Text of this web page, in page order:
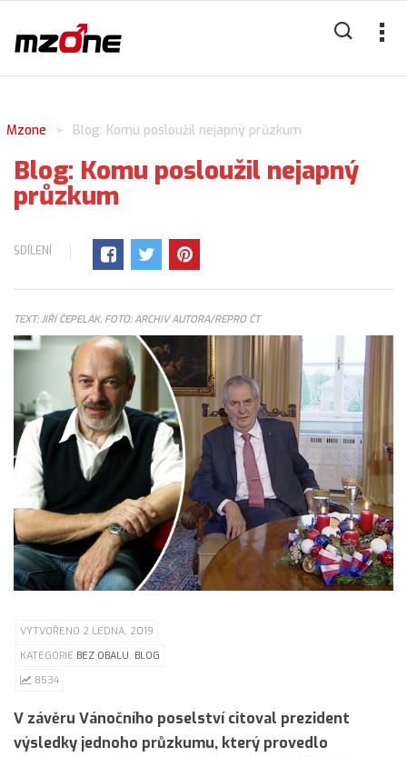
Mzone > Blog: Komu posloužil nejapný průzkum
Blog: Komu posloužil nejapný
průzkum
SDÍLENÍ
TEXT: JIŘÍ ČEPELÁK, FOTO: ARCHIV AUTORA/REPRO ČT
VYTVOŘENO 2 LEDNA, 2019
KATEGORIE BEZ OBALU, BLOG
8534
V závěru Vánočního poselství citoval prezident
výsledky jednoho průzkumu, který provedlo